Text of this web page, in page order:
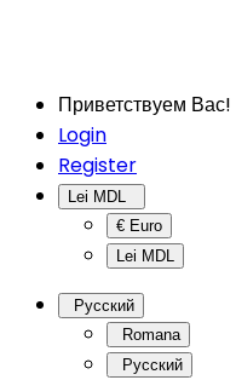
Приветствуем Вас!
Login
Register
€ Euro
Lei MDL
Русский
Romana
Русский